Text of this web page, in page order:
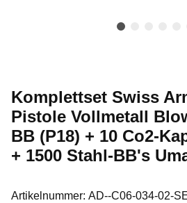
Komplettset Swiss
Pistole Vollmetall
BB (P18) + 10 Co2-
+ 1500 Stahl-BB's
Artikelnummer: AD--C06-034-02-